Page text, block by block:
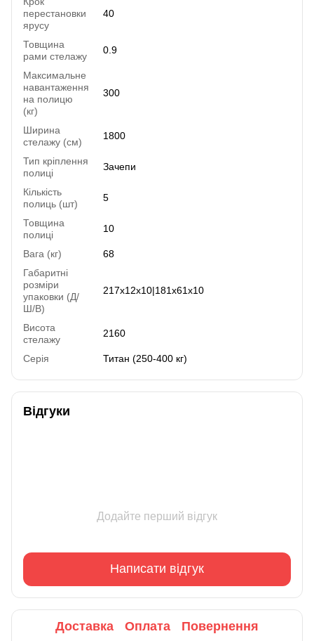
перестановки
ярусу
40
Товщина
рами стелажу
0.9
Максимальне
навантаження
на полицю
(кг)
300
Ширина
стелажу (см)
1800
Тип кріплення
полиці
Зачепи
Кількість
полиць (шт)
5
Товщина
полиці
10
Вага (кг)
68
Габаритні
розміри
упаковки (Д/
Ш/В)
217x12x10|181x61x10
Висота
стелажу
2160
Серія Титан (250-400 кг)
Відгуки
Додайте перший відгук
Написати відгук
Доставка Оплата Повернення